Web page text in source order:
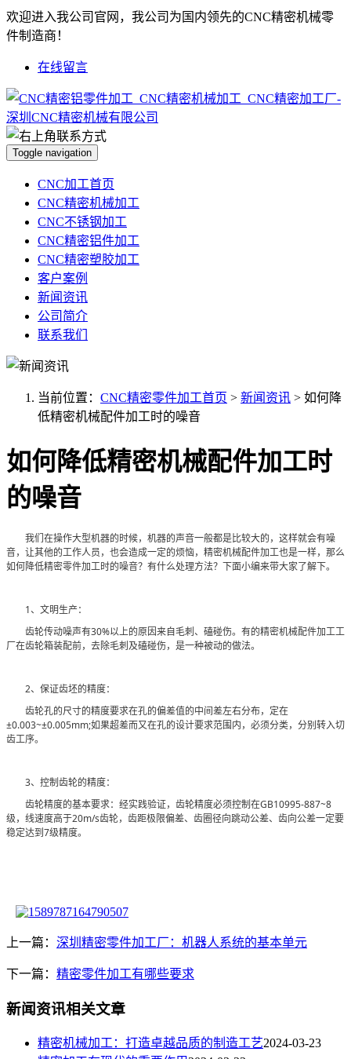
欢迎进入我公司官网，我公司为国内领先的CNC精密机械零
件制造商！
在线留言
Toggle navigation
CNC加工首页
CNC精密机械加工
CNC不锈钢加工
CNC精密铝件加工
CNC精密塑胶加工
客户案例
新闻资讯
公司简介
联系我们
当前位置： CNC精密零件加工首页 > 新闻资讯 > 如何降
低精密机械配件加工时的噪音
如何降低精密机械配件加工时
的噪音
我们在操作大型机器的时候，机器的声音一般都是比较大的，这样就会有噪
音，让其他的工作人员，也会造成一定的烦恼，精密机械配件加工也是一样，那么
如何降低精密零件加工时的噪音？有什么处理方法？下面小编来带大家了解下。
1、文明生产：
齿轮传动噪声有30%以上的原因来自毛刺、磕碰伤。有的精密机械配件加工工
厂在齿轮箱装配前，去除毛刺及磕碰伤，是一种被动的做法。
2、保证齿坯的精度：
齿轮孔的尺寸的精度要求在孔的偏差值的中间差左右分布，定在
±0.003~±0.005mm;如果超差而又在孔的设计要求范围内，必须分类，分别转入切
齿工序。
3、控制齿轮的精度：
齿轮精度的基本要求：经实践验证，齿轮精度必须控制在GB10995-887~8
级，线速度高于20m/s齿轮，齿距极限偏差、齿圈径向跳动公差、齿向公差一定要
稳定达到7级精度。
上一篇： 深圳精密零件加工厂：机器人系统的基本单元
下一篇： 精密零件加工有哪些要求
新闻资讯相关文章
​精密机械加工：打造卓越品质的制造工艺2024-03-23